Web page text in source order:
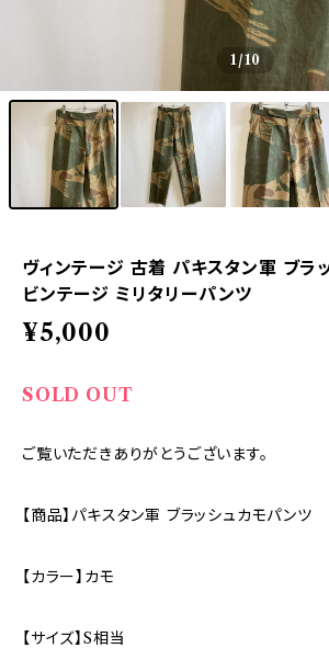
1/10
ヴィンテージ 古着 パキスタン軍 ブラ
ビンテージ ミリタリーパンツ
¥5,000
SOLD OUT
ご覧いただきありがとうございます。
【商品】パキスタン軍 ブラッシュカモパンツ
【カラー】カモ
【サイズ】S相当